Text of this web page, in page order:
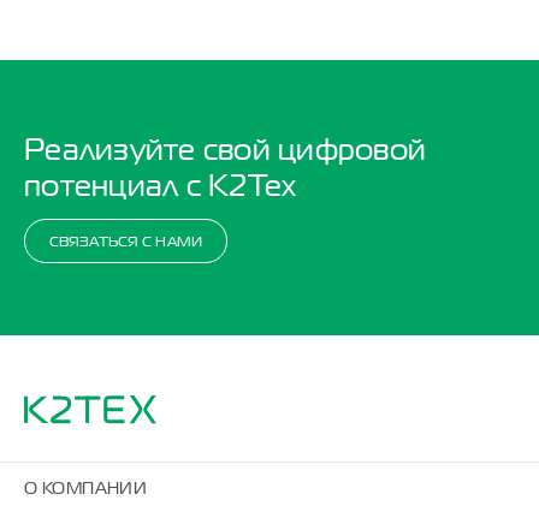
Реализуйте свой цифровой
потенциал с K2Тех
СВЯЗАТЬСЯ С НАМИ
О КОМПАНИИ